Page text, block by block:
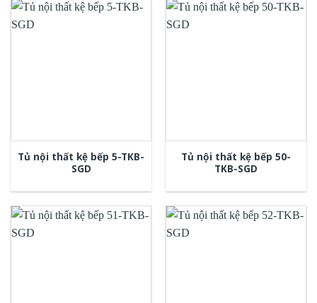
Tủ nội thất kệ bếp 5-TKB-
SGD
Tủ nội thất kệ bếp 50-
TKB-SGD